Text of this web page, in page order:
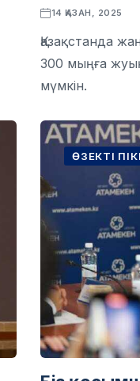
14 ҚАЗАН, 2025
Қазақстанда
300 мыңға
мүмкін.
ӨЗЕКТІ